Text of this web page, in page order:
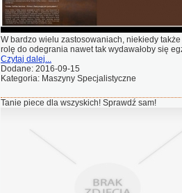
W bardzo wielu zastosowaniach, niekiedy
rolę do odegrania nawet tak wydawałoby się
Czytaj dalej...
Dodane: 2016-09-15
Kategoria: Maszyny Specjalistyczne
Tanie piece dla wszyskich! Sprawdź sam!